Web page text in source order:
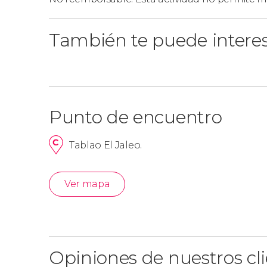
escojáis, debéis tener en cuenta los
Espectáculo flamenco con bebida
Espectáculo flamenco con cena : podéis
También te puede
Punto de encuentro
Tablao El Jaleo.
Ver mapa
Opiniones de nuestros